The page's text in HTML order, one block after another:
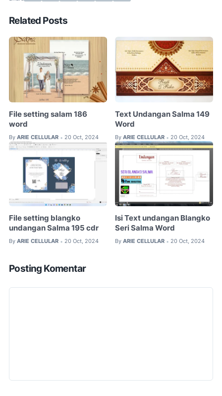
Related Posts
File setting salam 186
word
By ARIE CELLULAR • 20 Oct, 2024
Text Undangan Salma 149
Word
By ARIE CELLULAR • 20 Oct, 2024
File setting blangko
undangan Salma 195 cdr
By ARIE CELLULAR • 20 Oct, 2024
Isi Text undangan Blangko
Seri Salma Word
By ARIE CELLULAR • 20 Oct, 2024
Posting Komentar